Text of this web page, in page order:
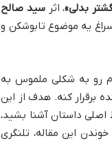
بدلی»، اثرسید صالح
یه موضوع تابوشکن و
رو به شکلی ملموس به
برقرار کنه. هدف از این
اصلی داستان آشنا بشید،
این مقاله، تلنگری